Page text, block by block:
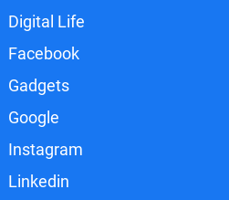
Digital Life
Facebook
Gadgets
Google
Instagram
Linkedin